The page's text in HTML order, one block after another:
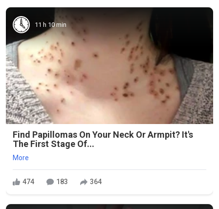
11 h 10 min
Find Papillomas On Your Neck Or Armpit? It's
The First Stage Of...
More
474 183 364